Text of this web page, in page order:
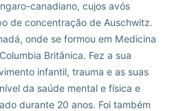
canadiano, cujos avós
de concentração de Auschwitz.
onde se formou em Medicina
Britânica. Fez a sua
infantil, trauma e as suas
da saúde mental e física e
durante 20 anos. Foi também